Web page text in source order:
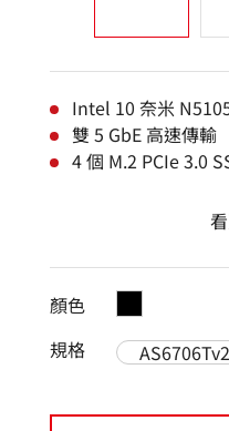
Intel 10 奈米
雙 5 GbE 高速傳輸
4 個 M.2 PCIe 3.0
顏色
規格
AS6706Tv2